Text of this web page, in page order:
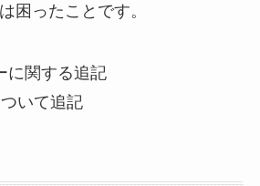
困ったことです。
に関する追記
いて追記